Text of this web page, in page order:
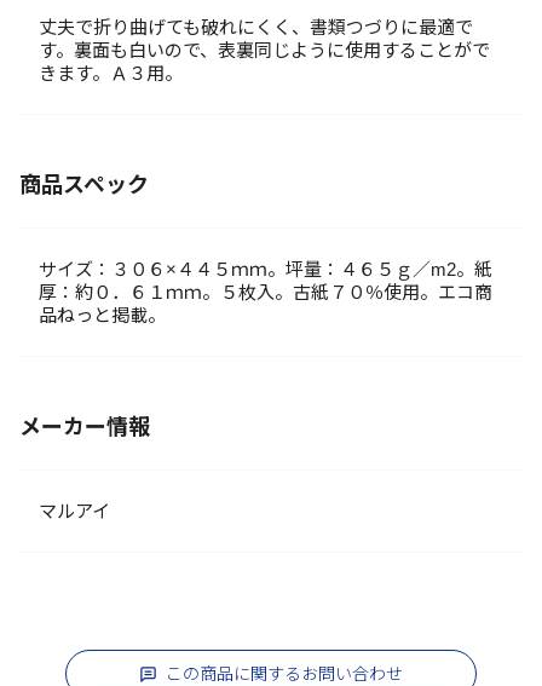
丈夫で折り曲げても破れにくく、書類つづりに最適で
す。裏面も白いので、表裏同じように使用することがで
きます。Ａ３用。
商品スペック
サイズ：３０６×４４５ｍｍ。坪量：４６５ｇ／m2。紙
厚：約０．６１ｍｍ。５枚入。古紙７０％使用。エコ商
品ねっと掲載。
メーカー情報
マルアイ
この商品に関するお問い合わせ